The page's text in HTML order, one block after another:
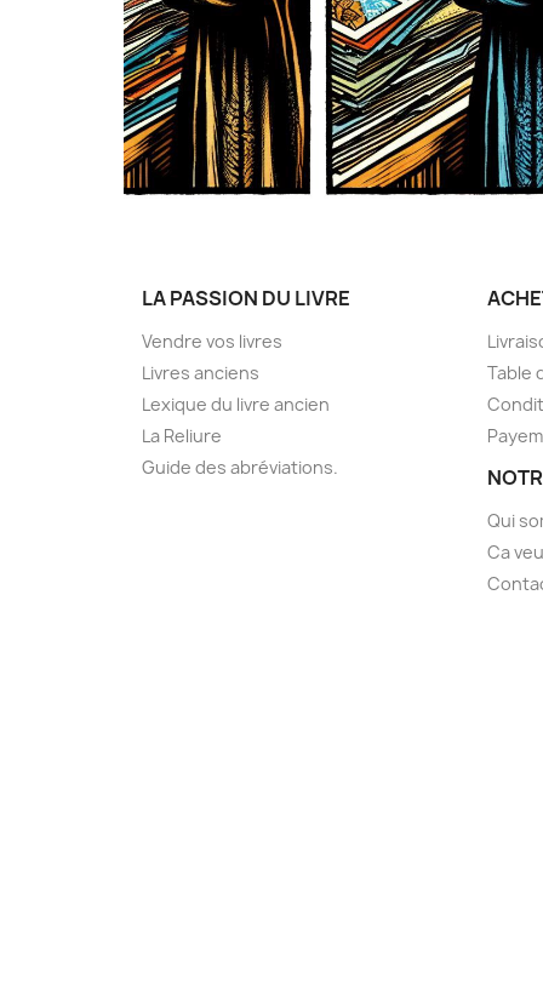
LA PASSION DU LIVRE
Vendre vos livres
Livres anciens
Lexique du livre ancien
La Reliure
Guide des abréviations.
Table
Qui
Ca